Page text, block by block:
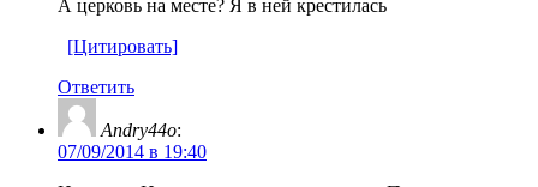
А церковь на месте? Я в ней крестилась
[Цитировать]
Ответить
Andry44o:
07/09/2014 в 19:40